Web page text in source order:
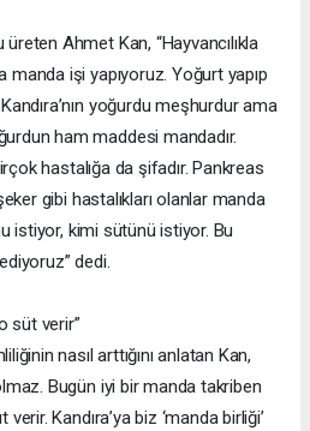
üreten Ahmet Kan, “Hayvancılıkla
manda işi yapıyoruz. Yoğurt yapıp
yoğurdu meşhurdur ama
ham maddesi mandadır.
hastalığa da şifadır. Pankreas
gibi hastalıkları olanlar manda
istiyor, kimi sütünü istiyor. Bu
dedi.
süt verir”
nasıl arttığını anlatan Kan,
Bugün iyi bir manda takriben
Kandıra’ya biz ‘manda birliği’